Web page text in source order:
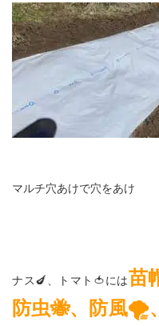
マルチ穴あけで穴をあけ
ナス🍆、トマト🍅には苗
防虫🐝、防風🌪️